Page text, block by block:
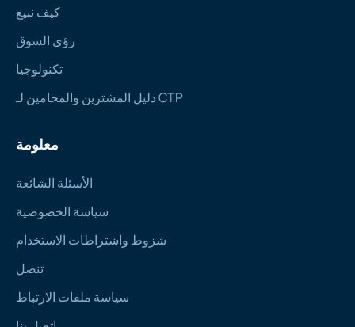
كيف نبيع
رؤى السوق
تكنولوجيا
دليل المشترين والمحامين لـ CTP
معلومة
الأسئلة الشائعة
سياسة الخصوصية
شزوط واشتراطات الاستخدام
تنصل
سياسة ملفات الارتباط